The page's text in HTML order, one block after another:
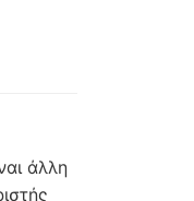
άλλη